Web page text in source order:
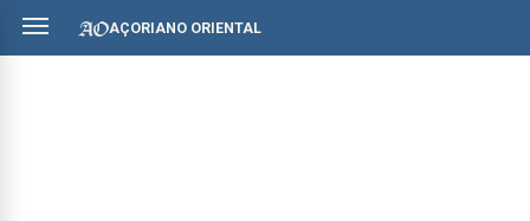
AÇORIANO ORIENTAL